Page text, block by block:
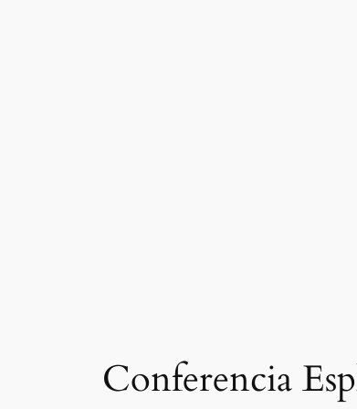
Conferencia